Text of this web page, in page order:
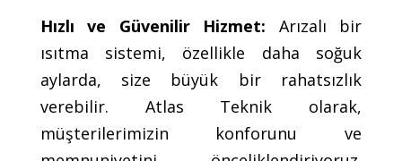
Hızlı ve Güvenilir Hizmet: Arızalı bir
ısıtma sistemi, özellikle daha soğuk
aylarda, size büyük bir rahatsızlık
verebilir. Atlas Teknik olarak,
müşterilerimizin konforunu ve